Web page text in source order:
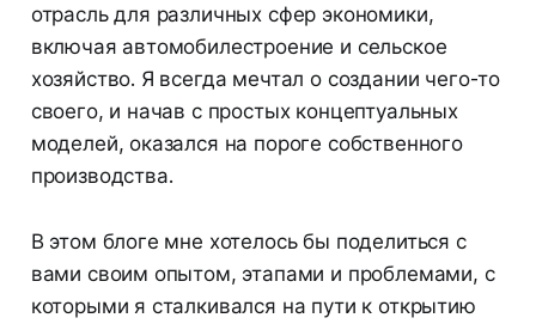
отрасль для различных сфер экономики,
включая автомобилестроение и сельское
хозяйство. Я всегда мечтал о создании чего-то
своего, и начав с простых концептуальных
моделей, оказался на пороге собственного
производства.
В этом блоге мне хотелось бы поделиться с
вами своим опытом, этапами и проблемами, с
которыми я сталкивался на пути к открытию